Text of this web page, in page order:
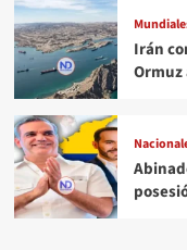
Irán
Ormuz